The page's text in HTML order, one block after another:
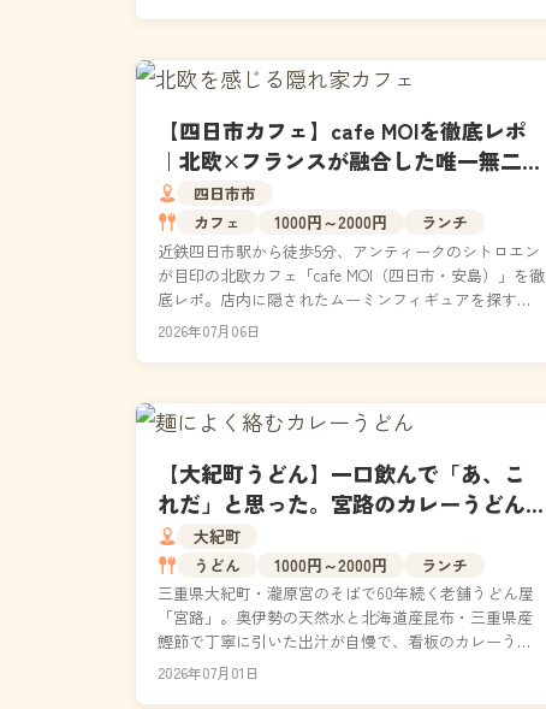
【四日市カフェ】cafe MOIを徹底レポ
｜北欧×フランスが融合した唯一無二の
空間と絶品メニュー
四日市市
カフェ
1000円～2000円
ランチ
近鉄四日市駅から徒歩5分、アンティークのシトロエン
が目印の北欧カフェ「cafe MOI（四日市・安島）」を徹
底レポ。店内に隠されたムーミンフィギュアを探す体
験や、ペリエ仕立ての大人向けフレーバーソーダ...
2026年07月06日
【大紀町うどん】一口飲んで「あ、こ
れだ」と思った。宮路のカレーうどん
が60年愛され続ける、納得の理由
大紀町
うどん
1000円～2000円
ランチ
三重県大紀町・瀧原宮のそばで60年続く老舗うどん屋
「宮路」。奥伊勢の天然水と北海道産昆布・三重県産
鰹節で丁寧に引いた出汁が自慢で、看板のカレーうど
んは一度食べたら忘れられない味です。紀勢大内山IC
2026年07月01日